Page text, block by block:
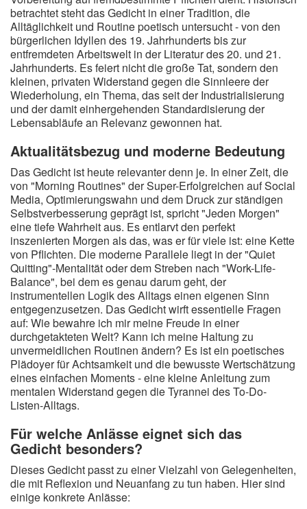
betrachtet steht das Gedicht in einer Tradition, die
Alltäglichkeit und Routine poetisch untersucht - von den
bürgerlichen Idyllen des 19. Jahrhunderts bis zur
entfremdeten Arbeitswelt in der Literatur des 20. und 21.
Jahrhunderts. Es feiert nicht die große Tat, sondern den
kleinen, privaten Widerstand gegen die Sinnleere der
Wiederholung, ein Thema, das seit der Industrialisierung
und der damit einhergehenden Standardisierung der
Lebensabläufe an Relevanz gewonnen hat.
Aktualitätsbezug und moderne Bedeutung
Das Gedicht ist heute relevanter denn je. In einer Zeit, die
von "Morning Routines" der Super-Erfolgreichen auf Social
Media, Optimierungswahn und dem Druck zur ständigen
Selbstverbesserung geprägt ist, spricht "Jeden Morgen"
eine tiefe Wahrheit aus. Es entlarvt den perfekt
inszenierten Morgen als das, was er für viele ist: eine Kette
von Pflichten. Die moderne Parallele liegt in der "Quiet
Quitting"-Mentalität oder dem Streben nach "Work-Life-
Balance", bei dem es genau darum geht, der
instrumentellen Logik des Alltags einen eigenen Sinn
entgegenzusetzen. Das Gedicht wirft essentielle Fragen
auf: Wie bewahre ich mir meine Freude in einer
durchgetakteten Welt? Kann ich meine Haltung zu
unvermeidlichen Routinen ändern? Es ist ein poetisches
Plädoyer für Achtsamkeit und die bewusste Wertschätzung
eines einfachen Moments - eine kleine Anleitung zum
mentalen Widerstand gegen die Tyrannei des To-Do-
Listen-Alltags.
Für welche Anlässe eignet sich das
Gedicht besonders?
Dieses Gedicht passt zu einer Vielzahl von Gelegenheiten,
die mit Reflexion und Neuanfang zu tun haben. Hier sind
einige konkrete Anlässe: